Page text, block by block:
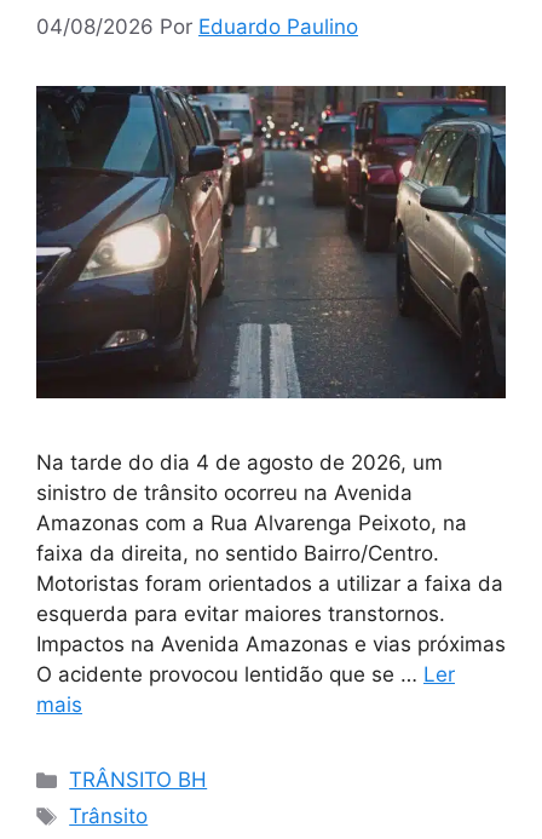
04/08/2026 Por Eduardo Paulino
Na tarde do dia 4 de agosto de 2026, um
sinistro de trânsito ocorreu na Avenida
Amazonas com a Rua Alvarenga Peixoto, na
faixa da direita, no sentido Bairro/Centro.
Motoristas foram orientados a utilizar a faixa da
esquerda para evitar maiores transtornos.
Impactos na Avenida Amazonas e vias próximas
O acidente provocou lentidão que se … Ler
mais
Categorias
TRÂNSITO BH
Tags
Trânsito